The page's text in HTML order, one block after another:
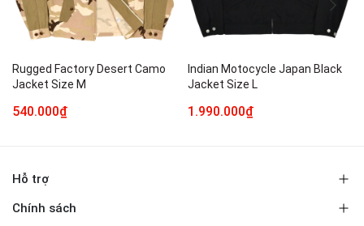
Rugged Factory Desert Camo
Jacket Size M
540.000₫
Indian Motocycle Japan Black
Jacket Size L
1.990.000₫
Hỗ trợ
Chính sách